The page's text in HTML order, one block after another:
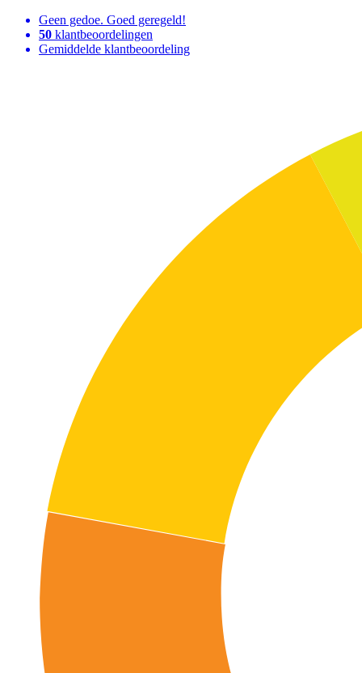
Geen gedoe. Goed geregeld!
50 klantbeoordelingen
Gemiddelde klantbeoordeling